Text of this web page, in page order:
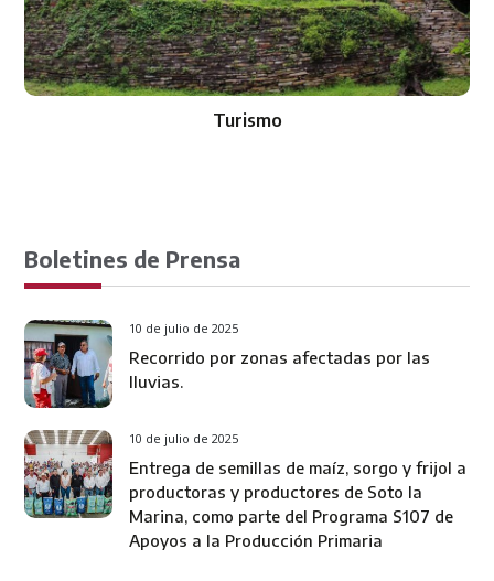
Turismo
Boletines de Prensa
10 de julio de 2025
Recorrido por zonas afectadas por las
lluvias.
10 de julio de 2025
Entrega de semillas de maíz, sorgo y frijol a
productoras y productores de Soto la
Marina, como parte del Programa S107 de
Apoyos a la Producción Primaria